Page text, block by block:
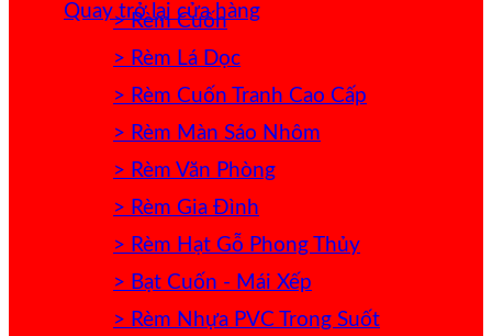
Quay trở lại cửa hàng
> Rèm Cuốn
> Rèm Lá Dọc
> Rèm Cuốn Tranh Cao Cấp
> Rèm Màn Sáo Nhôm
> Rèm Văn Phòng
> Rèm Gia Đình
> Rèm Hạt Gỗ Phong Thủy
> Bạt Cuốn - Mái Xếp
> Rèm Nhựa PVC Trong Suốt